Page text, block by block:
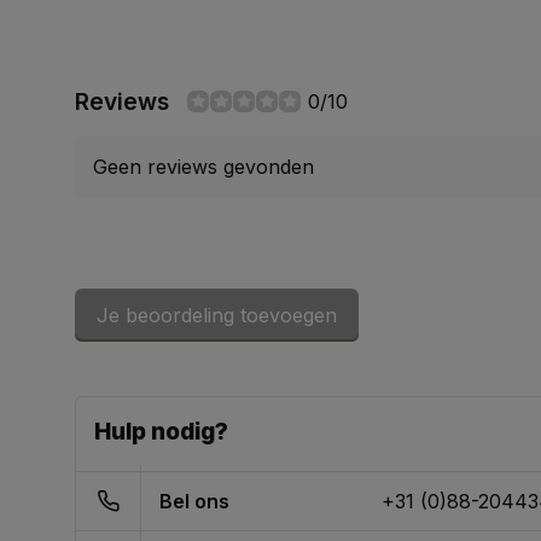
Reviews 0/10
Geen reviews gevonden
Je beoordeling toevoegen
Hulp nodig?
Bel ons +31 (0)88-